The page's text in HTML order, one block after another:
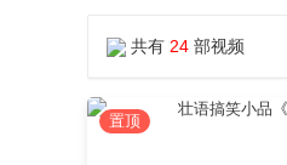
共有 24 部视频
置顶